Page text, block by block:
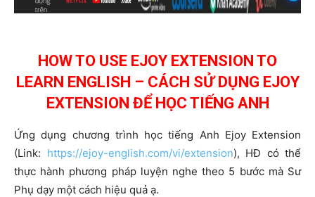
HOW TO USE EJOY EXTENSION TO
LEARN ENGLISH – CÁCH SỬ DỤNG EJOY
EXTENSION ĐỂ HỌC TIẾNG ANH
Ứng dụng chương trình học tiếng Anh Ejoy Extension
(Link: https://ejoy-english.com/vi/extension), HĐ có thể
thực hành phương pháp luyện nghe theo 5 bước mà Sư
Phụ dạy một cách hiệu quả ạ.